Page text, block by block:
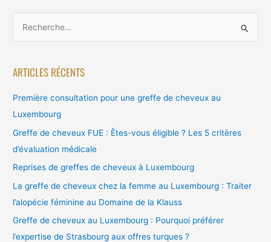
h
e
r
ARTICLES RÉCENTS
Première consultation pour une greffe de cheveux au
Luxembourg
Greffe de cheveux FUE : Êtes-vous éligible ? Les 5 critères
d’évaluation médicale
Reprises de greffes de cheveux à Luxembourg
La greffe de cheveux chez la femme au Luxembourg : Traiter
l’alopécie féminine au Domaine de la Klauss
Greffe de cheveux au Luxembourg : Pourquoi préférer
l’expertise de Strasbourg aux offres turques ?